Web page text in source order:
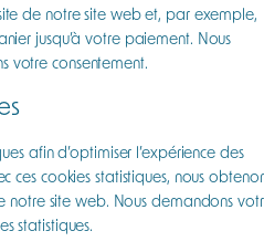
de notre site web et, par exemple,
jusqu’à votre paiement. Nous
votre consentement.
afin d’optimiser l’expérience des
ces cookies statistiques, nous
notre site web. Nous demandons
statistiques.